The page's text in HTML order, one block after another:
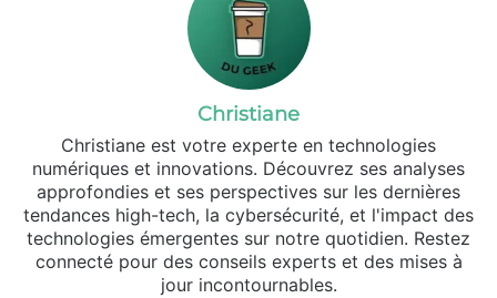
Christiane
Christiane est votre experte en technologies
numériques et innovations. Découvrez ses analyses
approfondies et ses perspectives sur les dernières
tendances high-tech, la cybersécurité, et l'impact des
technologies émergentes sur notre quotidien. Restez
connecté pour des conseils experts et des mises à
jour incontournables.